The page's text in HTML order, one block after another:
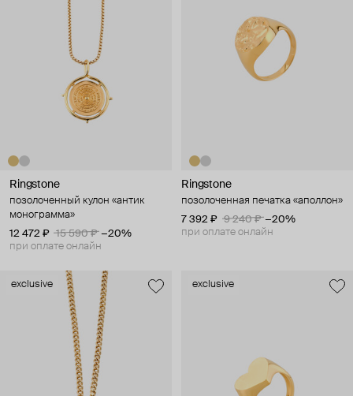
Ringstone
позолоченный кулон «антик
монограмма»
12 472 ₽
15 590 ₽ −20%
при оплате онлайн
Ringstone
позолоченная печатка «аполлон»
7 392 ₽
9 240 ₽ −20%
при оплате онлайн
exclusive exclusive